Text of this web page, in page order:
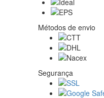
Métodos de envio
Segurança